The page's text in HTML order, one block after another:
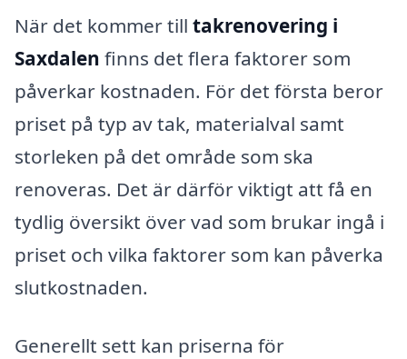
När det kommer till takrenovering i
Saxdalen finns det flera faktorer som
påverkar kostnaden. För det första beror
priset på typ av tak, materialval samt
storleken på det område som ska
renoveras. Det är därför viktigt att få en
tydlig översikt över vad som brukar ingå i
priset och vilka faktorer som kan påverka
slutkostnaden.
Generellt sett kan priserna för